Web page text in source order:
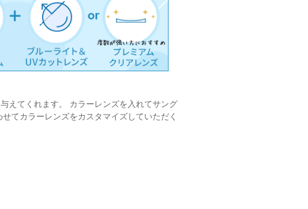
えてくれます。 カラーレンズを入れてサング
てカラーレンズをカスタマイズしていただく